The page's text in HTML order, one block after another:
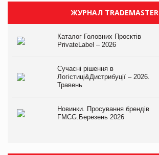
ЖУРНАЛ TRADEMASTER
Каталог Головних Проєктів
PrivateLabel – 2026
Сучасні рішення в
Логістиці&Дистрибуції – 2026.
Травень
Новинки. Просування брендів
FMCG.Березень 2026